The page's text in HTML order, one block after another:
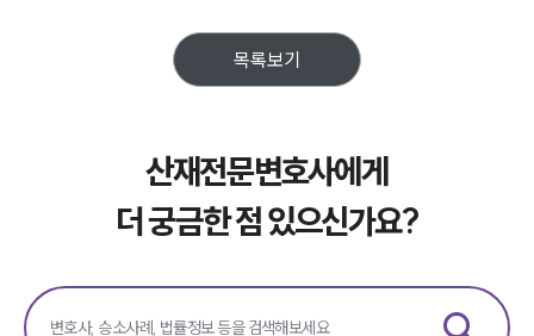
목록보기
산재전문변호사에게
더 궁금한 점 있으신가요?